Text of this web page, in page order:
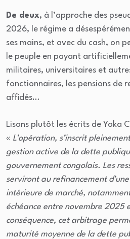
De deux, à l’approche des
2026, le régime a
ses mains, et avec du cash, on
le peuple en payant
militaires, universitaires et
fonctionnaires, les pensions de
affidés…
Lisons plutôt les écrits de Yoka
« L’opération, s’inscrit
gestion active de la dette
gouvernement congolais. Les
serviront au refinancement
intérieure de marché,
échéance entre novembre 2025
conséquence, cet arbitrage
maturité moyenne de la dette